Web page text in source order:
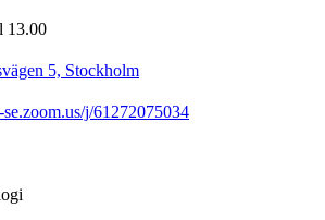
13.00
5, Stockholm
j/61272075034